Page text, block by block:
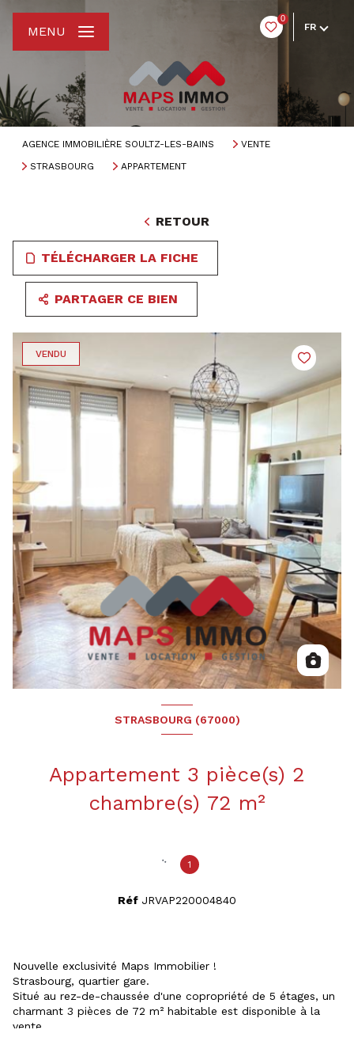
0
FR
MENU
AGENCE IMMOBILIÈRE SOULTZ-LES-BAINS
VENTE
STRASBOURG
APPARTEMENT
RETOUR
TÉLÉCHARGER LA FICHE
PARTAGER CE BIEN
VENDU
STRASBOURG (67000)
Appartement 3 pièce(s) 2
chambre(s) 72 m²
1
Réf JRVAP220004840
Nouvelle exclusivité Maps Immobilier !
Strasbourg, quartier gare.
Situé au rez-de-chaussée d'une copropriété de 5 étages, un
charmant 3 pièces de 72 m² habitable est disponible à la
vente.